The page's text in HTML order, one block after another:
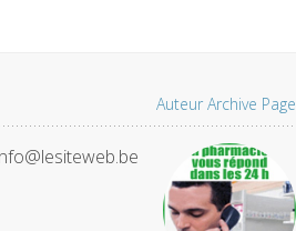
Auteur Archive Page